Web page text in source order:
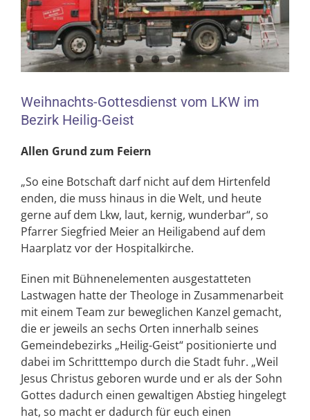
Weihnachts-Gottesdienst vom LKW im
Bezirk Heilig-Geist
Allen Grund zum Feiern
„So eine Botschaft darf nicht auf dem Hirtenfeld
enden, die muss hinaus in die Welt, und heute
gerne auf dem Lkw, laut, kernig, wunderbar“, so
Pfarrer Siegfried Meier an Heiligabend auf dem
Haarplatz vor der Hospitalkirche.
Einen mit Bühnenelementen ausgestatteten
Lastwagen hatte der Theologe in Zusammenarbeit
mit einem Team zur beweglichen Kanzel gemacht,
die er jeweils an sechs Orten innerhalb seines
Gemeindebezirks „Heilig-Geist“ positionierte und
dabei im Schritttempo durch die Stadt fuhr. „Weil
Jesus Christus geboren wurde und er als der Sohn
Gottes dadurch einen gewaltigen Abstieg hingelegt
hat, so macht er dadurch für euch einen